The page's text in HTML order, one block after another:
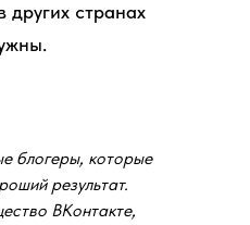
других странах
блогеры, которые
результат.
ВКонтакте,